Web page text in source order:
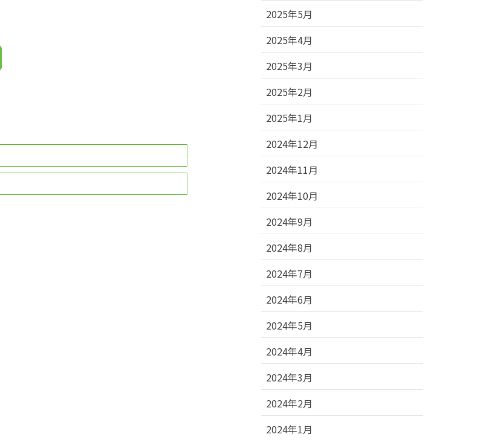
2025年5月
2025年4月
2025年3月
2025年2月
2025年1月
2024年12月
2024年11月
2024年10月
2024年9月
2024年8月
2024年7月
2024年6月
2024年5月
2024年4月
2024年3月
2024年2月
2024年1月